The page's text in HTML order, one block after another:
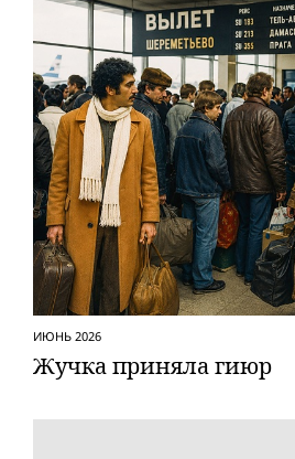
ИЮНЬ 2026
Жучка приняла гиюр